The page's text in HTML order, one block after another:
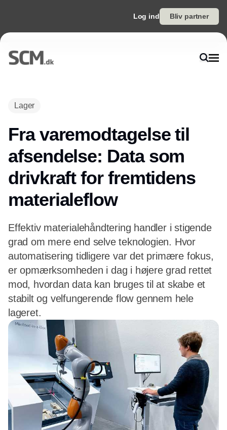
Log ind Bliv partner
Lager
Fra varemodtagelse til
afsendelse: Data som
drivkraft for fremtidens
materialeflow
Effektiv materialehåndtering handler i stigende
grad om mere end selve teknologien. Hvor
automatisering tidligere var det primære fokus,
er opmærksomheden i dag i højere grad rettet
mod, hvordan data kan bruges til at skabe et
stabilt og velfungerende flow gennem hele
lageret.